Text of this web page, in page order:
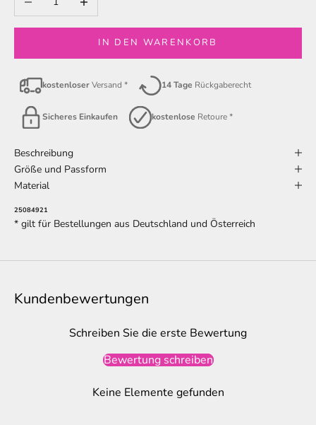
IN DEN WARENKORB
kostenloserVersand * 14 Tage Rückgaberecht
Sicheres Einkaufen kostenlose Retoure *
Beschreibung
Größe und Passform
Material
25084921
* gilt für Bestellungen aus Deutschland und Österreich
Kundenbewertungen
Schreiben Sie die erste Bewertung
Bewertung schreiben
Keine Elemente gefunden